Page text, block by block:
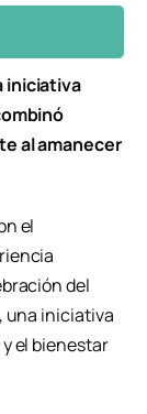
iniciativa
al amanecer
el
del
una iniciativa
el bienestar